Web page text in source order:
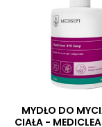
MYDŁO DO
CIAŁA -